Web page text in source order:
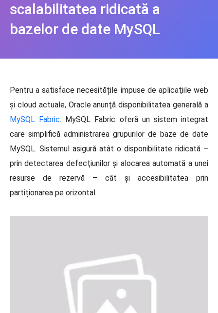
scalabilitatea ridicată a
bazelor de date MySQL
Pentru a satisface necesitățile impuse de aplicaţiile web
şi cloud actuale, Oracle anunţă disponibilitatea generală a
MySQL Fabric. MySQL Fabric oferă un sistem integrat
care simplifică administrarea grupurilor de baze de date
MySQL. Sistemul asigură atât o disponibilitate ridicată –
prin detectarea defecţiunilor şi alocarea automată a unei
resurse de rezervă – cât şi accesibilitatea prin
partiționarea pe orizontal